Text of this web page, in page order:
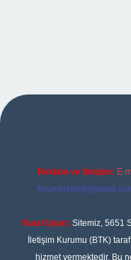
Reklam ve İletişim: E-
Yasal Uyarı: Sitemiz, 5651
İletişim Kurumu (BTK)
hizmet vermektedir. Bu